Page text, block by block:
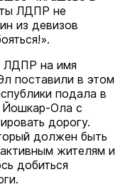
ЛДПР не
из девизов
ЛДПР на имя
поставили в этом
подала в
Йошкар-Ола с
дорогу.
должен быть
жителям и
добиться